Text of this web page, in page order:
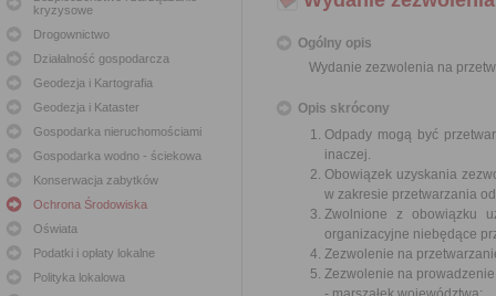
kryzysowe
Drogownictwo
Działalność gospodarcza
Geodezja i Kartografia
Geodezja i Kataster
Gospodarka nieruchomościami
Gospodarka wodno - ściekowa
Konserwacja zabytków
Ochrona Środowiska
Oświata
Podatki i opłaty lokalne
Polityka lokalowa
Ogólny opis
Wydanie zezwolenia na
Opis skrócony
Odpady mogą być
inaczej.
Obowiązek uzyskania
w zakresie przetwarzania
Zwolnione z obowiązku
organizacyjne niebędące
Zezwolenie na
Zezwolenie na